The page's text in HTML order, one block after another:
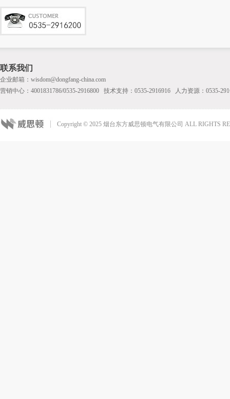
联系我们
企业邮箱：wisdom@dongfang-china.com
营销中心：4001831786/0535-2916800 技术支持：0535-2916916 人力资源：0535-
Copyright © 2025 烟台东方威思顿电气有限公司 ALL RIGHTS